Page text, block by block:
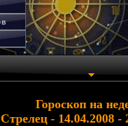
Гороскоп на
Стрелец - 14.04.2008 -